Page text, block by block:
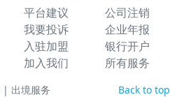
平台建议
我要投诉
入驻加盟
加入我们
公司注销
企业年报
银行开户
所有服务
Back to top
| 出境服务